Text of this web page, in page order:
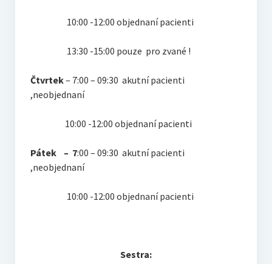
10:00 -12:00 objednaní pacienti
13:30 -15:00 pouze pro zvané !
Čtvrtek– 7:00 – 09:30 akutní pacienti
,neobjednaní
10:00 -12:00 objednaní pacienti
Pátek – 7:00 – 09:30 akutní pacienti
,neobjednaní
10:00 -12:00 objednaní pacienti
Sestra: